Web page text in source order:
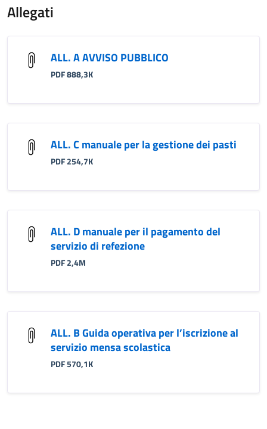
Allegati
ALL. A AVVISO PUBBLICO
PDF 888,3K
ALL. C manuale per la gestione dei pasti
PDF 254,7K
ALL. D manuale per il pagamento del
servizio di refezione
PDF 2,4M
ALL. B Guida operativa per l’iscrizione al
servizio mensa scolastica
PDF 570,1K